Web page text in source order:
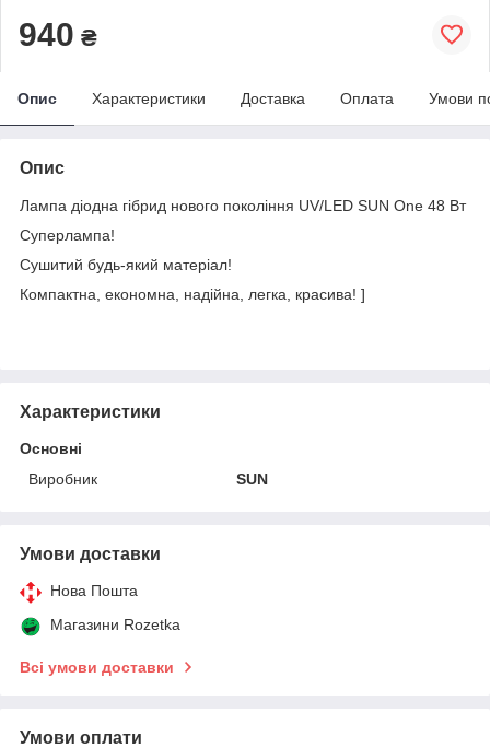
940 ₴
Опис Характеристики Доставка Оплата Умови
Опис
Лампа діодна гібрид нового покоління UV/LED SUN One 48 Вт
Суперлампа!
Сушитий будь-який матеріал!
Компактна, економна, надійна, легка, красива! ]
Характеристики
Основні
Виробник
SUN
Умови доставки
Нова Пошта
Магазини Rozetka
Всі умови доставки
Умови оплати